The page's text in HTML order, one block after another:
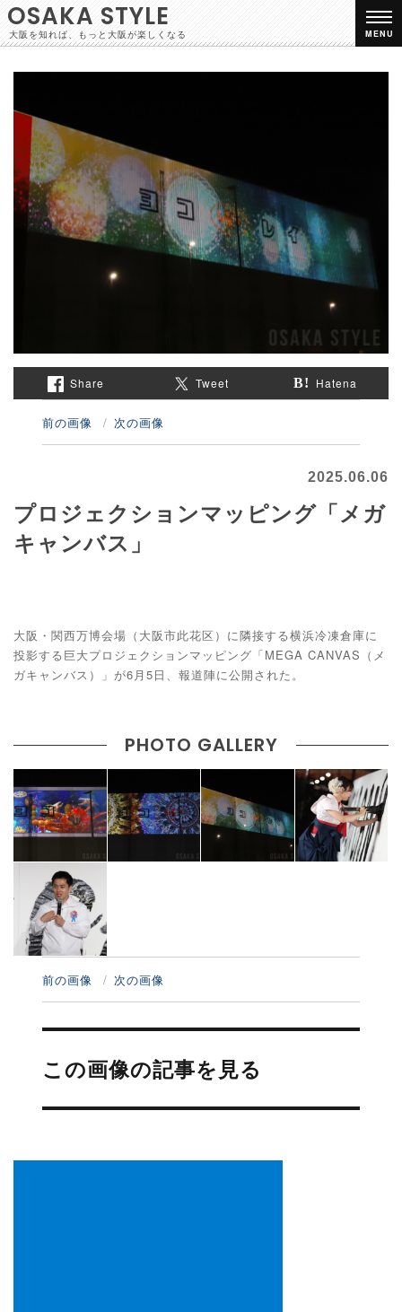
OSAKA STYLE
大阪を知れば、もっと大阪が楽しくなる MENU
Share Tweet Hatena
前の画像 次の画像
2025.06.06
プロジェクションマッピング「メガ
キャンバス」
大阪・関西万博会場（大阪市此花区）に隣接する横浜冷凍倉庫に
投影する巨大プロジェクションマッピング「MEGA CANVAS（メ
ガキャンバス）」が6月5日、報道陣に公開された。
PHOTO GALLERY
前の画像 次の画像
投
ナ
ビ
ー
この画像の記事を見る